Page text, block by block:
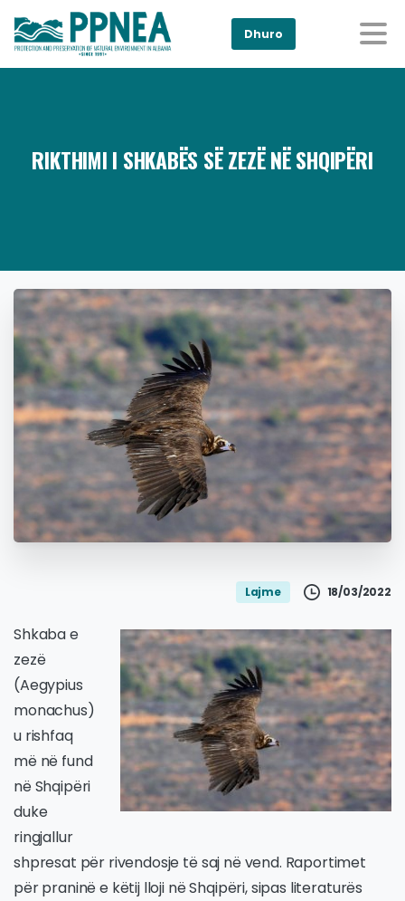
Dhuro
RIKTHIMI I SHKABËS SË ZEZË NË SHQIPËRI
Lajme 18/03/2022
Shkaba e
zezë
(Aegypius
monachus)
u rishfaq
më në fund
në Shqipëri
duke
ringjallur
shpresat për rivendosje të saj në vend. Raportimet
për praninë e këtij lloji në Shqipëri, sipas literaturës